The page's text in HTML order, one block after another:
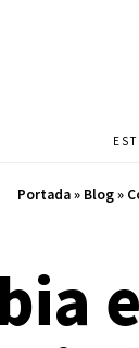
Portada» Blog»